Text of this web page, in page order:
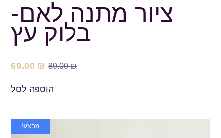
ציור מתנה לאם-
בלוק עץ
89.00₪
69.00 ₪
הוספה לסל
מבצע!